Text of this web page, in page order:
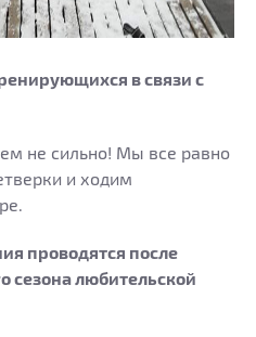
в связи с
не сильно! Мы все равно
и ходим
проводятся после
сезона любительской